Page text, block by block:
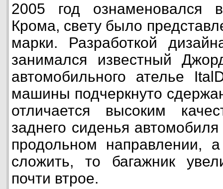
2005 год ознаменовался
Крома, свету было
марки. Разработкой
занимался известный
автомобильного ателье
машины подчеркнуто
отличается высоким
заднего сиденья
продольном направлении,
сложить, то багажник
почти втрое.